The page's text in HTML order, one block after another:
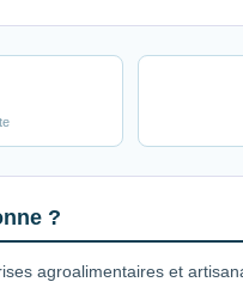
?
agroalimentaires et